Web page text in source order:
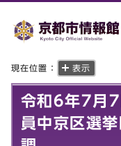
現在位置： 表示
令和6年7月
員中京区選